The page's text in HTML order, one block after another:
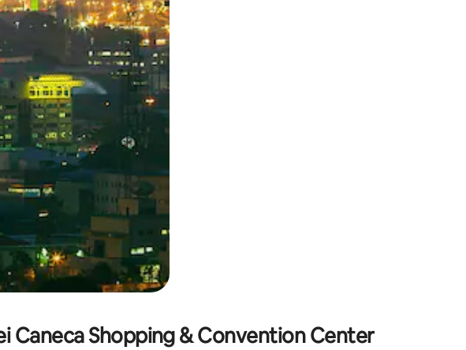
prekur ose duke lëvizur ekranin.
Caneca Shopping & Convention Center